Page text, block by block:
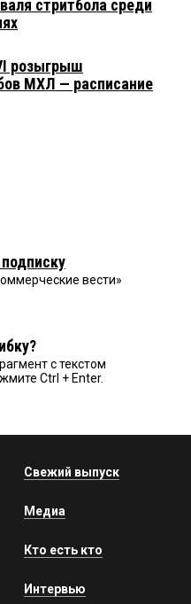
стритбола среди
розыгрыш
МХЛ — расписание
вести»
с текстом
Ctrl + Enter.
Свежий выпуск
Медиа
Кто есть кто
Интервью